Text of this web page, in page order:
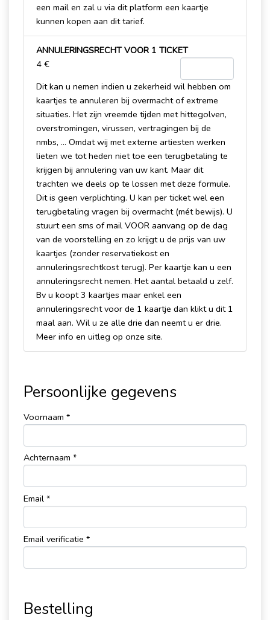
een mail en zal u via dit platform een kaartje
kunnen kopen aan dit tarief.
ANNULERINGSRECHT VOOR 1 TICKET
4 €
Dit kan u nemen indien u zekerheid wil hebben om
kaartjes te annuleren bij overmacht of extreme
situaties. Het zijn vreemde tijden met hittegolven,
overstromingen, virussen, vertragingen bij de
nmbs, ... Omdat wij met externe artiesten werken
lieten we tot heden niet toe een terugbetaling te
krijgen bij annulering van uw kant. Maar dit
trachten we deels op te lossen met deze formule.
Dit is geen verplichting. U kan per ticket wel een
terugbetaling vragen bij overmacht (mét bewijs). U
stuurt een sms of mail VOOR aanvang op de dag
van de voorstelling en zo krijgt u de prijs van uw
kaartjes (zonder reservatiekost en
annuleringsrechtkost terug). Per kaartje kan u een
annuleringsrecht nemen. Het aantal betaald u zelf.
Bv u koopt 3 kaartjes maar enkel een
annuleringsrecht voor de 1 kaartje dan klikt u dit 1
maal aan. Wil u ze alle drie dan neemt u er drie.
Meer info en uitleg op onze site.
Persoonlijke gegevens
Voornaam *
Achternaam *
Email *
Email verificatie *
Bestelling